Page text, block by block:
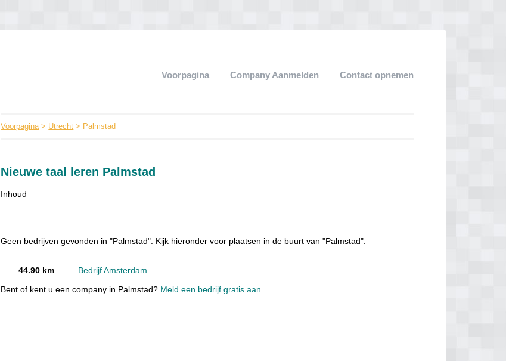
Voorpagina Company Aanmelden Contact opnemen
Voorpagina> Utrecht > Palmstad
Nieuwe taal leren Palmstad
Inhoud
Geen bedrijven gevonden in "Palmstad". Kijk hieronder voor plaatsen in de buurt van "Palmstad".
44.90 km Bedrijf Amsterdam
Bent of kent u een company in Palmstad? Meld een bedrijf gratis aan